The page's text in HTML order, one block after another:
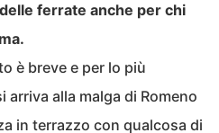
ferrate anche per chi
è breve e per lo più
arriva alla malga di Romeno
in terrazzo con qualcosa di